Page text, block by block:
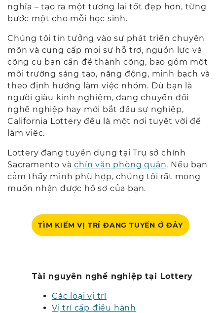
nghĩa – tạo ra một tương lai tốt đẹp hơn, từng
bước một cho mỗi học sinh.
Chúng tôi tin tưởng vào sự phát triển chuyên
môn và cung cấp mọi sự hỗ trợ, nguồn lực và
công cụ bạn cần để thành công, bao gồm một
môi trường sáng tạo, năng động, minh bạch và
theo định hướng làm việc nhóm. Dù bạn là
người giàu kinh nghiệm, đang chuyển đổi
nghề nghiệp hay mới bắt đầu sự nghiệp,
California Lottery đều là một nơi tuyệt vời để
làm việc.
Lottery đang tuyển dụng tại Trụ sở chính
Sacramento vàchín văn phòng quận. Nếu bạn
cảm thấy mình phù hợp, chúng tôi rất mong
muốn nhận được hồ sơ của bạn.
TÌM KIẾM VỊ TRÍ ĐANG TUYỂN Ở ĐÂY
Tài nguyên nghề nghiệp tại Lottery
Các loại vị trí
Vị trí cấp điều hành